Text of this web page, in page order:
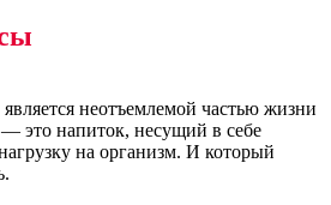
неотъемлемой частью жизни
— это напиток, несущий в себе
на организм. И который